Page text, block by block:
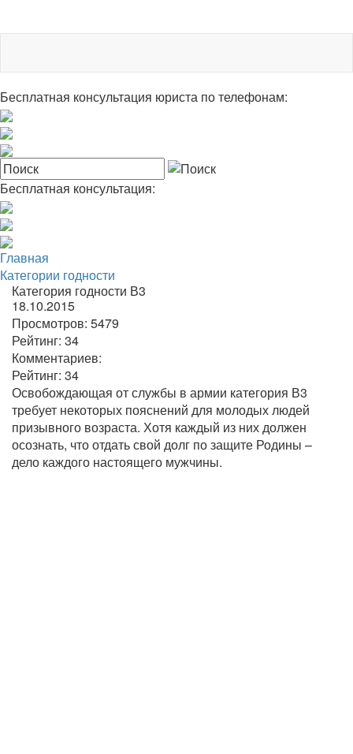
Бесплатная консультация юриста по телефонам:
Бесплатная консультация:
Главная
Категории годности
Категория годности В3
18.10.2015
Просмотров: 5479
Рейтинг: 34
Комментариев:
Рейтинг: 34
Освобождающая от службы в армии категория В3
требует некоторых пояснений для молодых людей
призывного возраста. Хотя каждый из них должен
осознать, что отдать свой долг по защите Родины –
дело каждого настоящего мужчины.